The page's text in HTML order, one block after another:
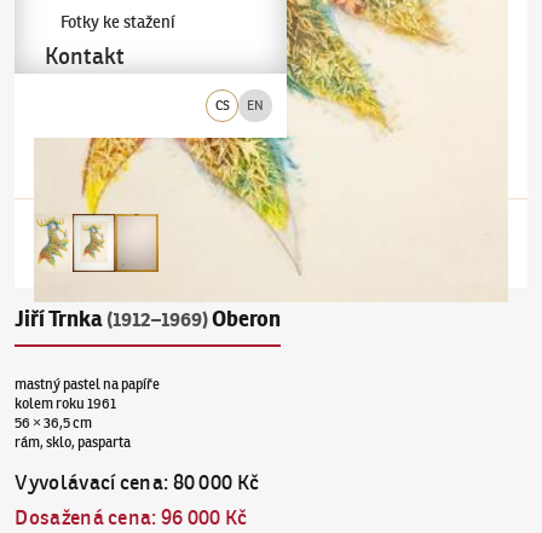
CS EN
Fotky ke stažení
Kontakt
Jiří Trnka (1912–1969)Oberon
mastný pastel na papíře
kolem roku 1961
56 × 36,5 cm
rám, sklo, pasparta
Vyvolávací cena:80 000 Kč
Dosažená cena:96 000 Kč